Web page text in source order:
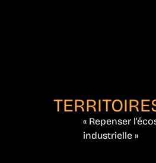
« Repenser
industrielle »